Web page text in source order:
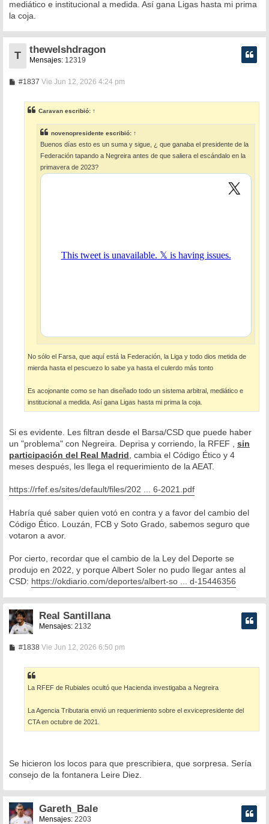
mediático e institucional a medida. Así gana Ligas hasta mi prima
la coja.
T
thewelshdragon
Mensajes: 12319
#1837M
a
j
e
Vie Jun 12, 2026 4:24 pm
Caravan escribió: ↑
novenopresidente escribió: ↑
Buenos días esto es un suma y sigue, ¿ que ganaba el presidente de la
Federación tapando a Negreira antes de que saliera el escándalo en la
primavera de 2023?
No sólo el Farsa, que aquí está la Federación, la Liga y todo dios metida de
mierda hasta el pescuezo lo sabe ya hasta el culerdo más tonto
Es acojonante como se han diseñado todo un sistema arbitral, mediático e
institucional a medida. Así gana Ligas hasta mi prima la coja.
Si es evidente. Les filtran desde el Barsa/CSD que puede haber
un "problema" con Negreira. Deprisa y corriendo, la RFEF , sin
participación del Real Madrid , cambia el Código Ético y 4
meses después, les llega el requerimiento de la AEAT.
https://rfef.es/sites/default/files/202 ... 6-2021.pdf
Habría qué saber quien votó en contra y a favor del cambio del
Código Ético. Louzán, FCB y Soto Grado, sabemos seguro que
votaron a avor.
Por cierto, recordar que el cambio de la Ley del Deporte se
produjo en 2022, y porque Albert Soler no pudo llegar antes al
CSD: https://okdiario.com/deportes/albert-so ... d-15446356
Real Santillana
Mensajes: 2132
#1838M
j
Vie Jun 12, 2026 6:50 pm
La RFEF de Rubiales ocultó que Hacienda investigaba a Negreira
La Agencia Tributaria envió un requerimiento sobre el exvicepresidente del
CTA en octubre de 2021.
Se hicieron los locos para que prescribiera, que sorpresa. Sería
consejo de la fontanera Leire Diez.
Gareth_Bale
Mensajes: 2203